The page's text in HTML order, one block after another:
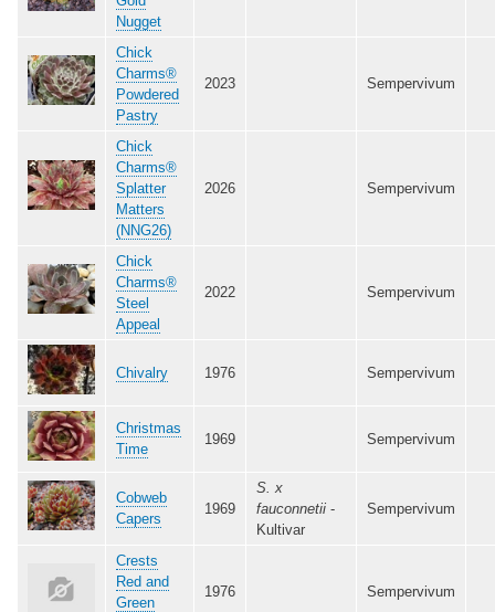
Nugget
Chick
Charms®
Powdered
Pastry
2023 Sempervivum
Chick
Charms®
Splatter
Matters
(NNG26)
2026 Sempervivum
Chick
Charms®
Steel
Appeal
2022 Sempervivum
Chivalry 1976 Sempervivum
Christmas
Time
1969 Sempervivum
Cobweb
Capers
1969
S. x
fauconnetii -
Kultivar
Sempervivum
Crests
Red and
Green
1976 Sempervivum